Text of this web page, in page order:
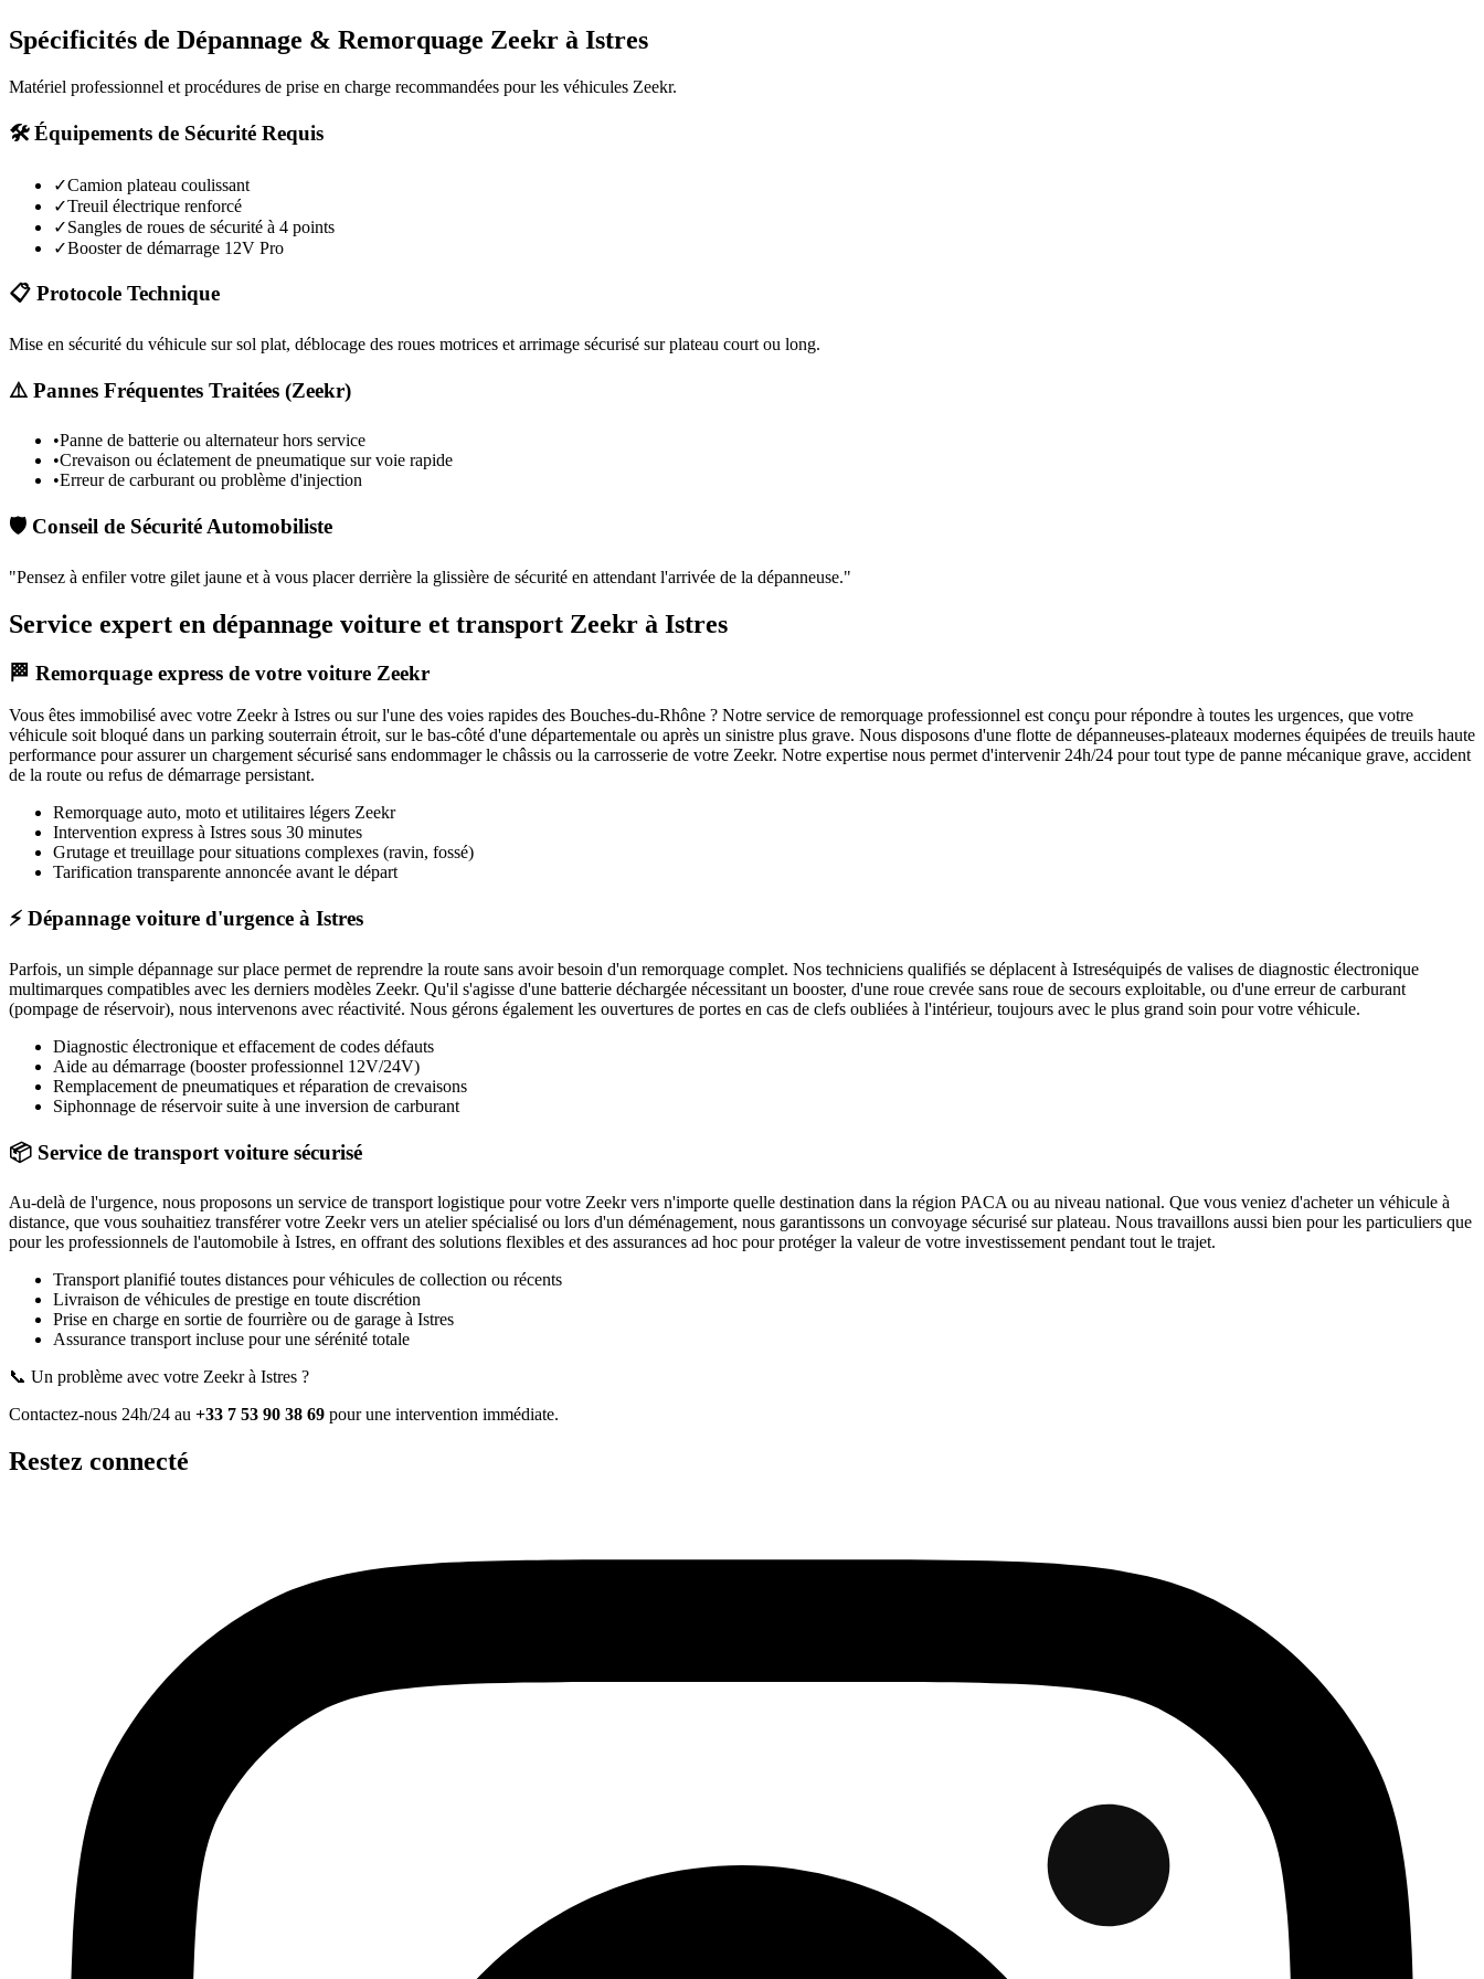
Spécificités de Dépannage & Remorquage Zeekr à Istres
Matériel professionnel et procédures de prise en charge recommandées pour les véhicules Zeekr.
🛠️ Équipements de Sécurité Requis
✓Camion plateau coulissant
✓Treuil électrique renforcé
✓Sangles de roues de sécurité à 4 points
✓Booster de démarrage 12V Pro
📋 Protocole Technique
Mise en sécurité du véhicule sur sol plat, déblocage des roues motrices et arrimage sécurisé sur plateau court ou long.
⚠️ Pannes Fréquentes Traitées (Zeekr)
•Panne de batterie ou alternateur hors service
•Crevaison ou éclatement de pneumatique sur voie rapide
•Erreur de carburant ou problème d'injection
🛡️ Conseil de Sécurité Automobiliste
"Pensez à enfiler votre gilet jaune et à vous placer derrière la glissière de sécurité en attendant l'arrivée de la dépanneuse."
Service expert en dépannage voiture et transport Zeekr à Istres
🏁 Remorquage express de votre voiture Zeekr
Vous êtes immobilisé avec votre Zeekr à Istres ou sur l'une des voies rapides des Bouches-du-Rhône ? Notre service de remorquage professionnel est conçu pour répondre à toutes les urgences, que votre
véhicule soit bloqué dans un parking souterrain étroit, sur le bas-côté d'une départementale ou après un sinistre plus grave. Nous disposons d'une flotte de dépanneuses-plateaux modernes équipées de treuils haute
performance pour assurer un chargement sécurisé sans endommager le châssis ou la carrosserie de votre Zeekr. Notre expertise nous permet d'intervenir 24h/24 pour tout type de panne mécanique grave, accident
de la route ou refus de démarrage persistant.
Remorquage auto, moto et utilitaires légers Zeekr
Intervention express à Istres sous 30 minutes
Grutage et treuillage pour situations complexes (ravin, fossé)
Tarification transparente annoncée avant le départ
⚡ Dépannage voiture d'urgence à Istres
Parfois, un simple dépannage sur place permet de reprendre la route sans avoir besoin d'un remorquage complet. Nos techniciens qualifiés se déplacent à Istreséquipés de valises de diagnostic électronique
multimarques compatibles avec les derniers modèles Zeekr. Qu'il s'agisse d'une batterie déchargée nécessitant un booster, d'une roue crevée sans roue de secours exploitable, ou d'une erreur de carburant
(pompage de réservoir), nous intervenons avec réactivité. Nous gérons également les ouvertures de portes en cas de clefs oubliées à l'intérieur, toujours avec le plus grand soin pour votre véhicule.
Diagnostic électronique et effacement de codes défauts
Aide au démarrage (booster professionnel 12V/24V)
Remplacement de pneumatiques et réparation de crevaisons
Siphonnage de réservoir suite à une inversion de carburant
📦 Service de transport voiture sécurisé
Au-delà de l'urgence, nous proposons un service de transport logistique pour votre Zeekrvers n'importe quelle destination dans la région PACA ou au niveau national. Que vous veniez d'acheter un véhicule à
distance, que vous souhaitiez transférer votre Zeekrvers un atelier spécialisé ou lors d'un déménagement, nous garantissons un convoyage sécurisé sur plateau. Nous travaillons aussi bien pour les particuliers que
pour les professionnels de l'automobile à Istres, en offrant des solutions flexibles et des assurances ad hoc pour protéger la valeur de votre investissement pendant tout le trajet.
Transport planifié toutes distances pour véhicules de collection ou récents
Livraison de véhicules de prestige en toute discrétion
Prise en charge en sortie de fourrière ou de garage à Istres
Assurance transport incluse pour une sérénité totale
📞 Un problème avec votre Zeekr à Istres ?
Contactez-nous 24h/24 au +33 7 53 90 38 69 pour une intervention immédiate.
Restez connecté